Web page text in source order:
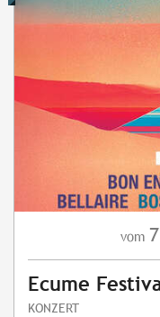
vom
Ecume
KONZERT